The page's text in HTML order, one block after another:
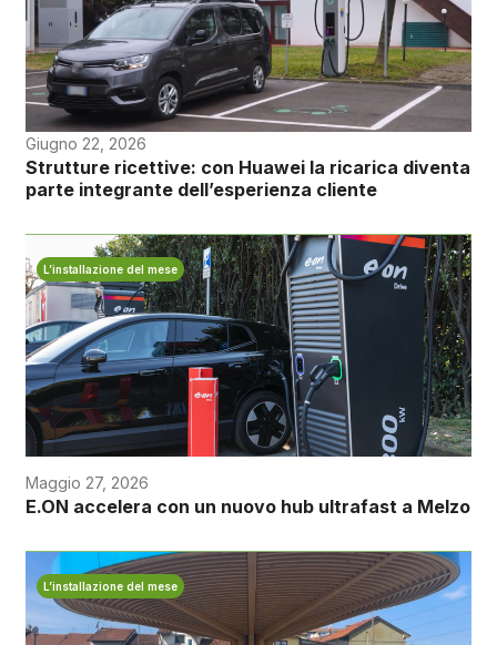
Giugno 22, 2026
Strutture ricettive: con Huawei la ricarica diventa
parte integrante dell’esperienza cliente
L’installazione del mese
Maggio 27, 2026
E.ON accelera con un nuovo hub ultrafast a Melzo
L’installazione del mese